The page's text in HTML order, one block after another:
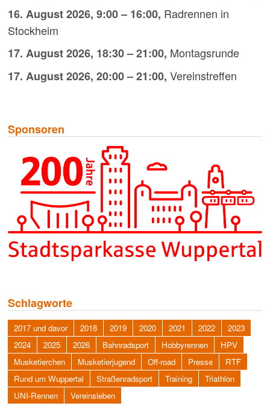
16. August 2026, 9:00– 16:00, Radrennen in
Stockheim
17. August 2026, 18:30– 21:00, Montagsrunde
17. August 2026, 20:00– 21:00, Vereinstreffen
Sponsoren
Schlagworte
2017 und davor 2018 2019 2020 2021 2022
2023
2024
2025 2026 Bahnradsport Hobbyrennen
HPV
Musketierchen
Musketierjugend Off-road Presse
RTF
Rund um Wuppertal
Straßenradsport Training
Triathlon
UNI-Rennen
Vereinsleben